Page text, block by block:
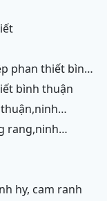
bình thuận
hy, cam ranh